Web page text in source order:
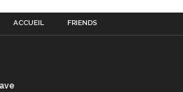
ACCUEIL FRIENDS